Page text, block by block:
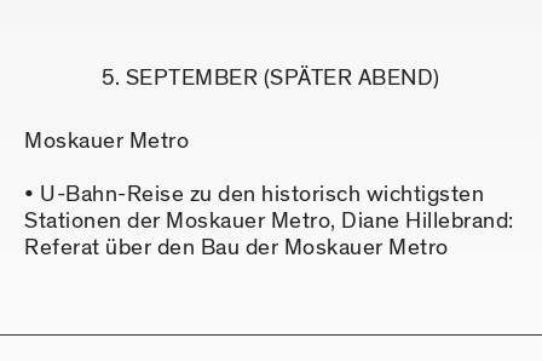
5. SEPTEMBER (SPÄTER ABEND)
Moskauer Metro
• U-Bahn-Reise zu den historisch wichtigsten
Stationen der Moskauer Metro, Diane Hillebrand:
Referat über den Bau der Moskauer Metro